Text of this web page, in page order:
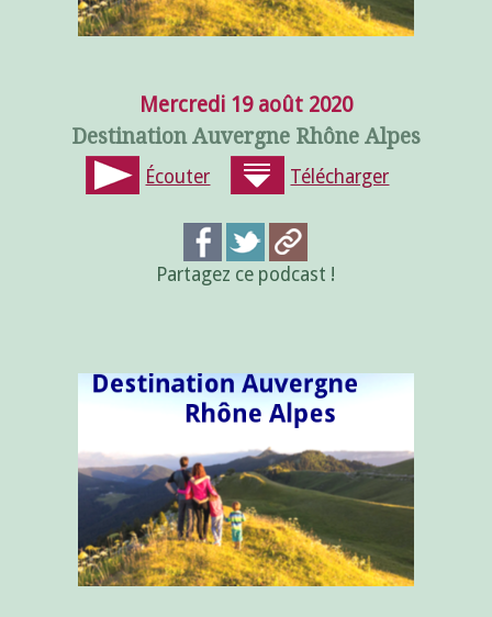
Mercredi 19 août 2020
Destination Auvergne Rhône Alpes
Écouter Télécharger
Partagez ce podcast !